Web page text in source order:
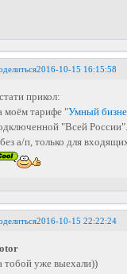
2016-10-15 16:15:58
прикол:
моём тарифе"Умный
"Всей
а/п, только для
2016-10-15 22:22:24
тобой уже выехали))